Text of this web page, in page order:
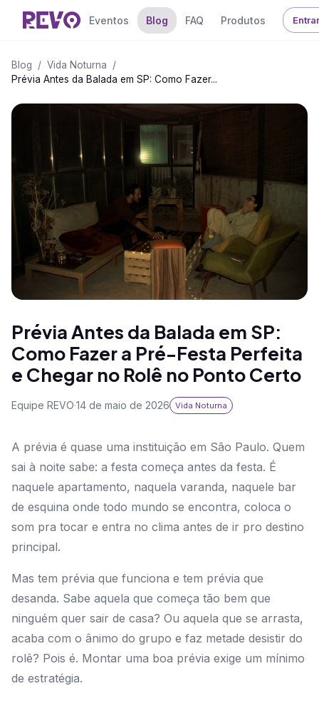
Eventos Blog FAQ Produtos
Blog / Vida Noturna
/
Prévia Antes da Balada em SP: Como Fazer...
Prévia Antes da Balada em SP:
Como Fazer a Pré-Festa Perfeita
e Chegar no Rolê no Ponto Certo
Equipe REVO·14 de maio de 2026 Vida Noturna
A prévia é quase uma instituição em São Paulo. Quem
sai à noite sabe: a festa começa antes da festa. É
naquele apartamento, naquela varanda, naquele bar
de esquina onde todo mundo se encontra, coloca o
som pra tocar e entra no clima antes de ir pro destino
principal.
Mas tem prévia que funciona e tem prévia que
desanda. Sabe aquela que começa tão bem que
ninguém quer sair de casa? Ou aquela que se arrasta,
acaba com o ânimo do grupo e faz metade desistir do
rolê? Pois é. Montar uma boa prévia exige um mínimo
de estratégia.